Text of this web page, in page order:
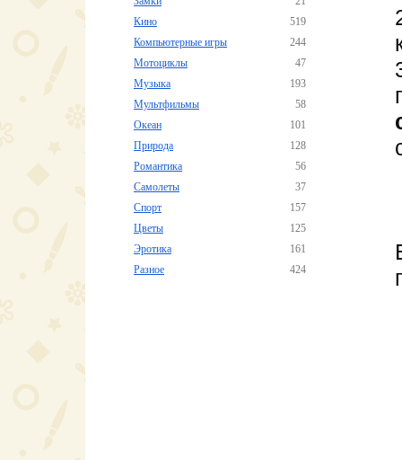
Кино
519
Компьютерные игры
244
Мотоциклы
47
Музыка
193
Мультфильмы
58
Океан
101
Природа
128
Романтика
56
Самолеты
37
Спорт
157
Цветы
125
Эротика
161
Разное
424